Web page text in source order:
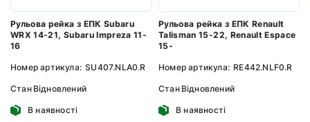
Рульова рейка з ЕПК Subaru
WRX 14-21, Subaru Impreza 11-
16
Номер артикула: SU407.NLA0.R
Стан Відновлений
В наявності
Рульова рейка з ЕПК Renault
Talisman 15-22, Renault Espace
15-
Номер артикула: RE442.NLF0.R
Стан Відновлений
В наявності